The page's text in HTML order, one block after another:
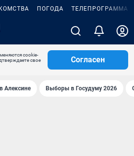
ПОГОДА ТЕЛЕПРОГРАММА
cookie-
свое
Согласен
Алексине Выборы в Госудуму 2026